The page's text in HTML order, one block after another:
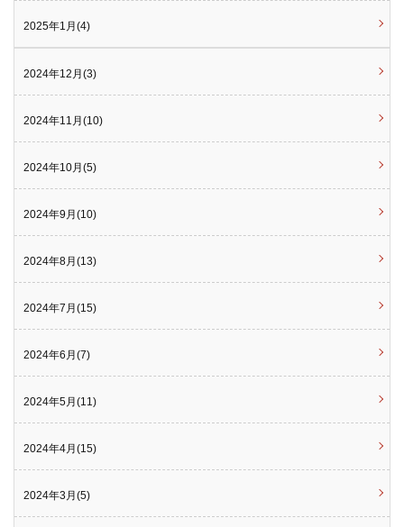
2025年1月(4)
2024年12月(3)
2024年11月(10)
2024年10月(5)
2024年9月(10)
2024年8月(13)
2024年7月(15)
2024年6月(7)
2024年5月(11)
2024年4月(15)
2024年3月(5)